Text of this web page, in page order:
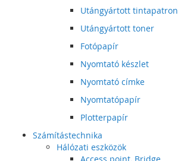
Utángyártott tintapatron
Utángyártott toner
Fotópapír
Nyomtató készlet
Nyomtató címke
Nyomtatópapír
Plotterpapír
Számítástechnika
Hálózati eszközök